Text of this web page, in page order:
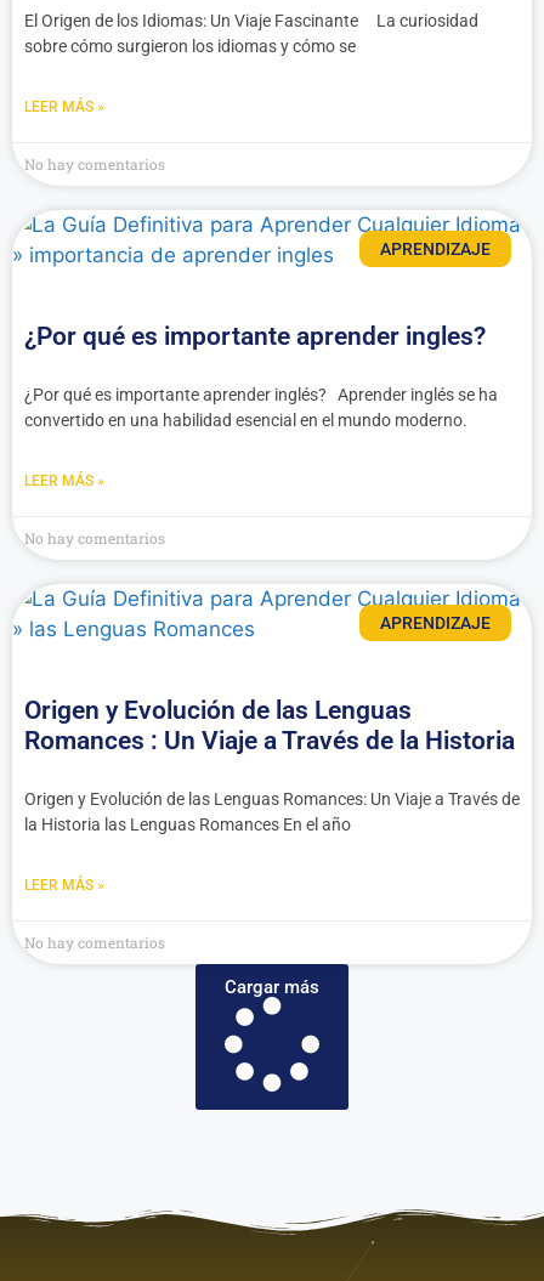
El Origen de los Idiomas: Un Viaje Fascinante La curiosidad
sobre cómo surgieron los idiomas y cómo se
LEER MÁS »
No hay comentarios
APRENDIZAJE
¿Por qué es importante aprender ingles?
¿Por qué es importante aprender inglés? Aprender inglés se ha
convertido en una habilidad esencial en el mundo moderno.
LEER MÁS »
No hay comentarios
APRENDIZAJE
Origen y Evolución de las Lenguas
Romances : Un Viaje a Través de la Historia
Origen y Evolución de las Lenguas Romances: Un Viaje a Través de
la Historia las Lenguas Romances En el año
LEER MÁS »
No hay comentarios
Cargar más